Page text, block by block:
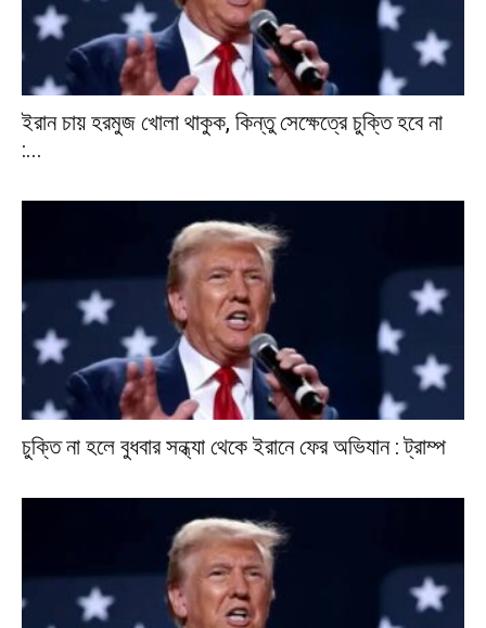
ইরান চায় হরমুজ খোলা থাকুক, কিন্তু সেক্ষেত্রে চুক্তি হবে না
:...
চুক্তি না হলে বুধবার সন্ধ্যা থেকে ইরানে ফের অভিযান : ট্রাম্প